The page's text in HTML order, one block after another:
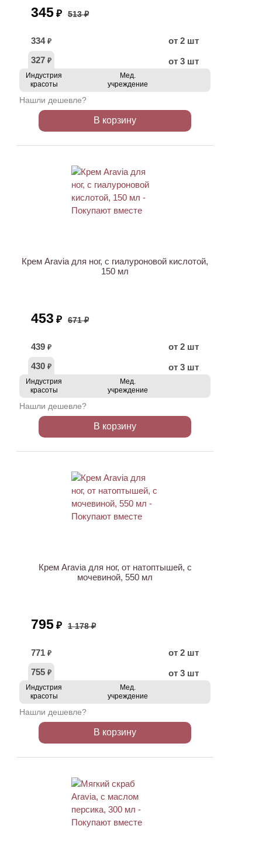
345 ₽ 513 ₽
334 ₽
от 2 шт
327 ₽ от 3 шт
Индустрия
красоты
Мед.
учреждение
Нашли дешевле?
В корзину
Крем Aravia для ног, с гиалуроновой кислотой,
150 мл
453 ₽ 671 ₽
439 ₽
от 2 шт
430 ₽ от 3 шт
Индустрия
красоты
Мед.
учреждение
Нашли дешевле?
В корзину
Крем Aravia для ног, от натоптышей, с
мочевиной, 550 мл
795 ₽ 1 178 ₽
771 ₽
от 2 шт
755 ₽ от 3 шт
Индустрия
красоты
Мед.
учреждение
Нашли дешевле?
В корзину